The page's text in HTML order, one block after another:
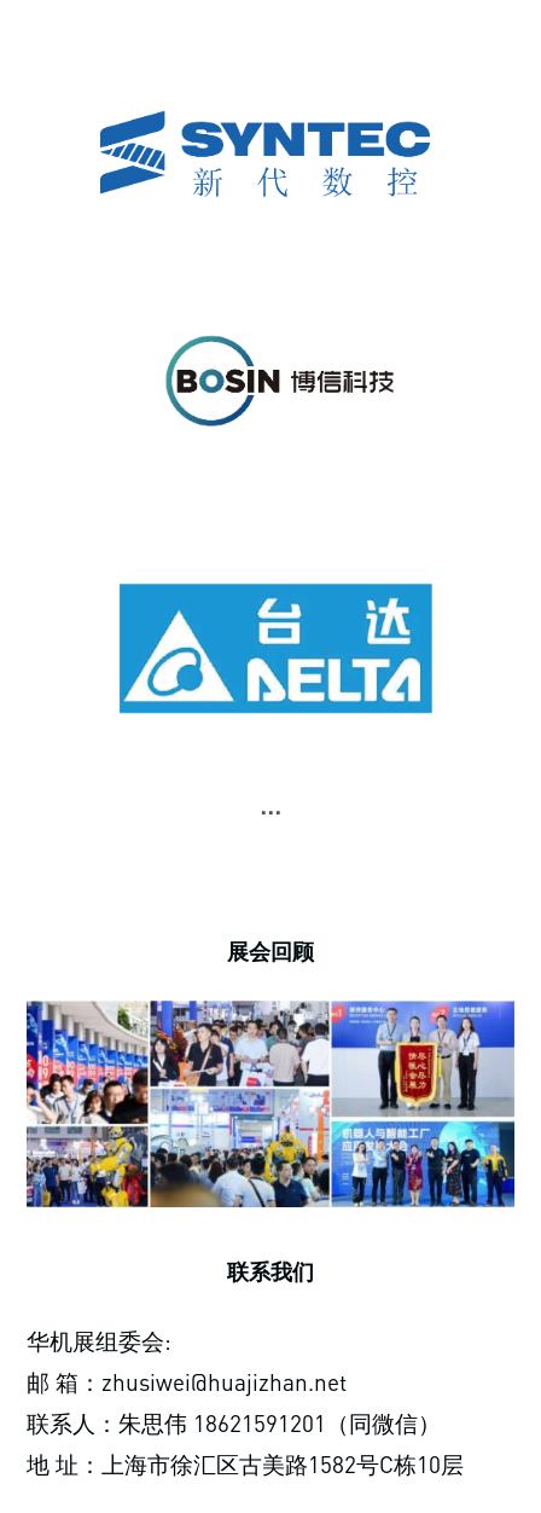
...
展会回顾
联系我们
华机展组委会:
邮 箱：zhusiwei@huajizhan.net
联系人：朱思伟 18621591201（同微信）
地 址：上海市徐汇区古美路1582号C栋10层